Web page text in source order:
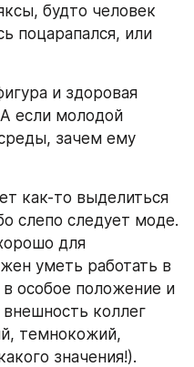
будто человек
поцарапался, или
и здоровая
если молодой
зачем ему
как-то выделиться
слепо следует моде.
для
уметь работать в
особое положение и
коллег
темнокожий,
значения!).